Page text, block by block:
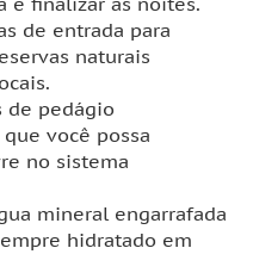
de entrada para
naturais
de pedágio
você possa
no sistema
mineral engarrafada
hidratado em